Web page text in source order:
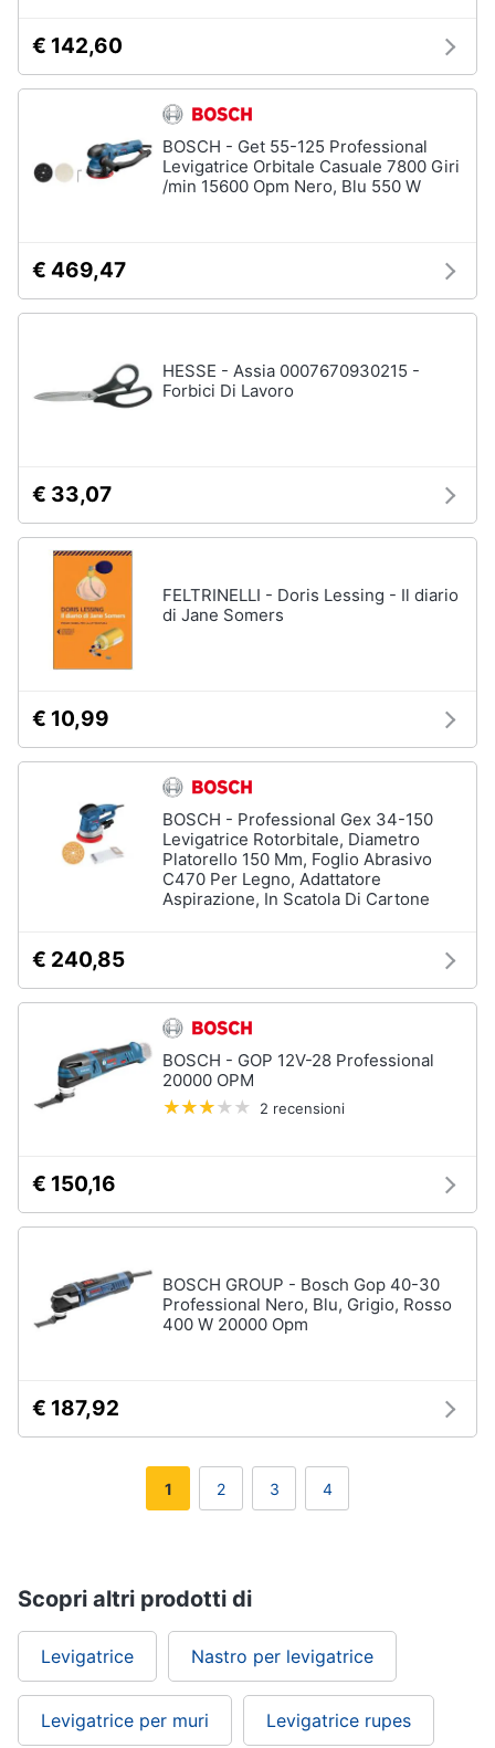
€ 142,60
BOSCH - Get 55-125 Professional
Levigatrice Orbitale Casuale 7800 Giri
/min 15600 Opm Nero, Blu 550 W
€ 469,47
HESSE - Assia 0007670930215 -
Forbici Di Lavoro
€ 33,07
FELTRINELLI - Doris Lessing - Il diario
di Jane Somers
€ 10,99
BOSCH - Professional Gex 34-150
Levigatrice Rotorbitale, Diametro
Platorello 150 Mm, Foglio Abrasivo
C470 Per Legno, Adattatore
Aspirazione, In Scatola Di Cartone
€ 240,85
BOSCH - GOP 12V-28 Professional
20000 OPM
2 recensioni
€ 150,16
BOSCH GROUP - Bosch Gop 40-30
Professional Nero, Blu, Grigio, Rosso
400 W 20000 Opm
€ 187,92
1 2 3 4
Scopri altri prodotti di
Levigatrice Nastro per levigatrice
Levigatrice per muri Levigatrice rupes